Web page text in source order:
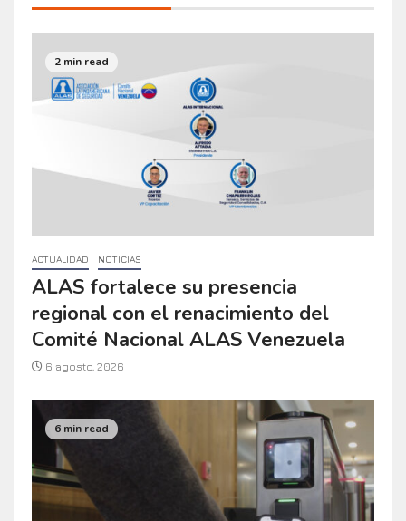
2 min read
ACTUALIDAD NOTICIAS
ALAS fortalece su presencia
regional con el renacimiento del
Comité Nacional ALAS Venezuela
6 agosto, 2026
6 min read